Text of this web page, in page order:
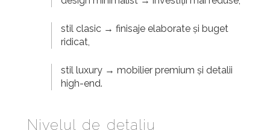
stil clasic → finisaje elaborate și buget
ridicat,
stil luxury → mobilier premium și detalii
high-end.
Nivelul de detaliu